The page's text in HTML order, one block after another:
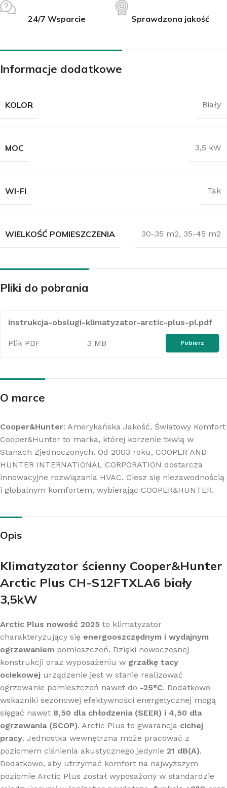
24/7 Wsparcie Sprawdzona jakość
Informacje dodatkowe
KOLOR Biały
MOC 3,5 kW
WI-FI Tak
WIELKOŚĆ POMIESZCZENIA 30-35 m2, 35-45 m2
Pliki do pobrania
instrukcja-obslugi-klimatyzator-arctic-plus-pl.pdf
Plik PDF 3 MB Pobierz
O marce
Cooper&Hunter: Amerykańska Jakość, Światowy Komfort
Cooper&Hunter to marka, której korzenie tkwią w
Stanach Zjednoczonych. Od 2003 roku, COOPER AND
HUNTER INTERNATIONAL CORPORATION dostarcza
innowacyjne rozwiązania HVAC. Ciesz się niezawodnością
i globalnym komfortem, wybierając COOPER&HUNTER.
Opis
Klimatyzator ścienny Cooper&Hunter
Arctic Plus CH-S12FTXLA6 biały
3,5kW
Arctic Plus nowość 2025 to klimatyzator
charakteryzujący się energooszczędnym i wydajnym
ogrzewaniem pomieszczeń. Dzięki nowoczesnej
konstrukcji oraz wyposażeniu w grzałkę tacy
ociekowej urządzenie jest w stanie realizować
ogrzewanie pomieszczeń nawet do -25°C. Dodatkowo
wskaźniki sezonowej efektywności energetycznej mogą
sięgać nawet 8,50 dla chłodzenia (SEER) i 4,50 dla
ogrzewania (SCOP). Arctic Plus to gwarancja cichej
pracy. Jednostka wewnętrzna może pracować z
poziomem ciśnienia akustycznego jedynie 21 dB(A).
Dodatkowo, aby utrzymać komfort na najwyższym
poziomie Arctic Plus został wyposażony w standardzie